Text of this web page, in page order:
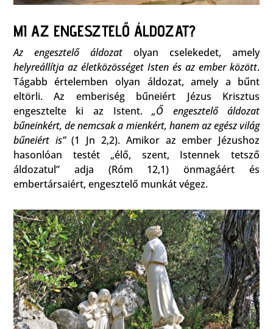
MI AZ ENGESZTELŐ ÁLDOZAT?
Az engesztelő áldozatolyan cselekedet, amely
helyreállítja az életközösséget Isten és az ember között.
Tágabb értelemben olyan áldozat, amely a bűnt
eltörli. Az emberiség bűneiért Jézus Krisztus
engesztelte ki az Istent.„Ő engesztelő áldozat
bűneinkért, de nemcsak a mienkért, hanem az egész világ
bűneiért is”(1 Jn 2,2). Amikor az ember Jézushoz
hasonlóan testét „élő, szent, Istennek tetsző
áldozatul” adja (Róm 12,1) önmagáért és
embertársaiért, engesztelő munkát végez.